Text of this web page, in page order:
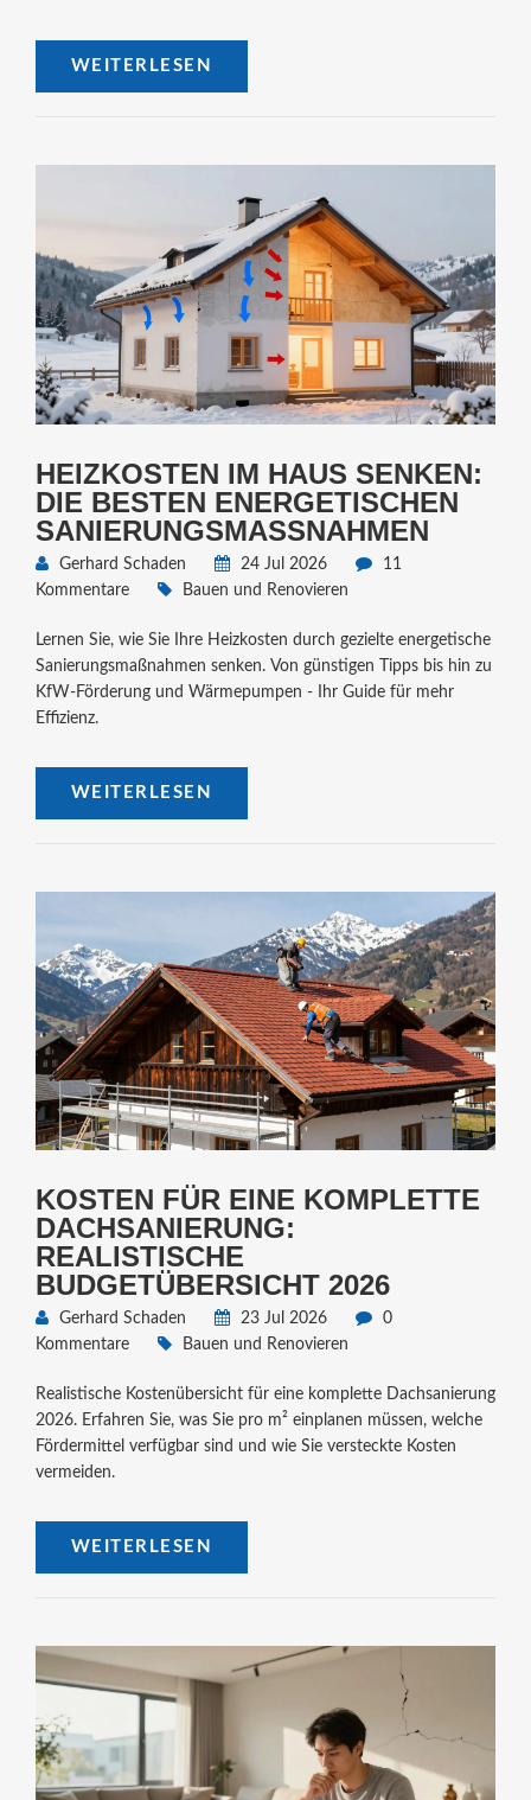
WEITERLESEN
HEIZKOSTEN IM HAUS SENKEN:
DIE BESTEN ENERGETISCHEN
SANIERUNGSMASSNAHMEN
Gerhard Schaden 24 Jul 2026
11
Kommentare
Bauen und Renovieren
Lernen Sie, wie Sie Ihre Heizkosten durch gezielte energetische
Sanierungsmaßnahmen senken. Von günstigen Tipps bis hin zu
KfW-Förderung und Wärmepumpen - Ihr Guide für mehr
Effizienz.
WEITERLESEN
KOSTEN FÜR EINE KOMPLETTE
DACHSANIERUNG:
REALISTISCHE
BUDGETÜBERSICHT 2026
Gerhard Schaden 23 Jul 2026
0
Kommentare
Bauen und Renovieren
Realistische Kostenübersicht für eine komplette Dachsanierung
2026. Erfahren Sie, was Sie pro m² einplanen müssen, welche
Fördermittel verfügbar sind und wie Sie versteckte Kosten
vermeiden.
WEITERLESEN